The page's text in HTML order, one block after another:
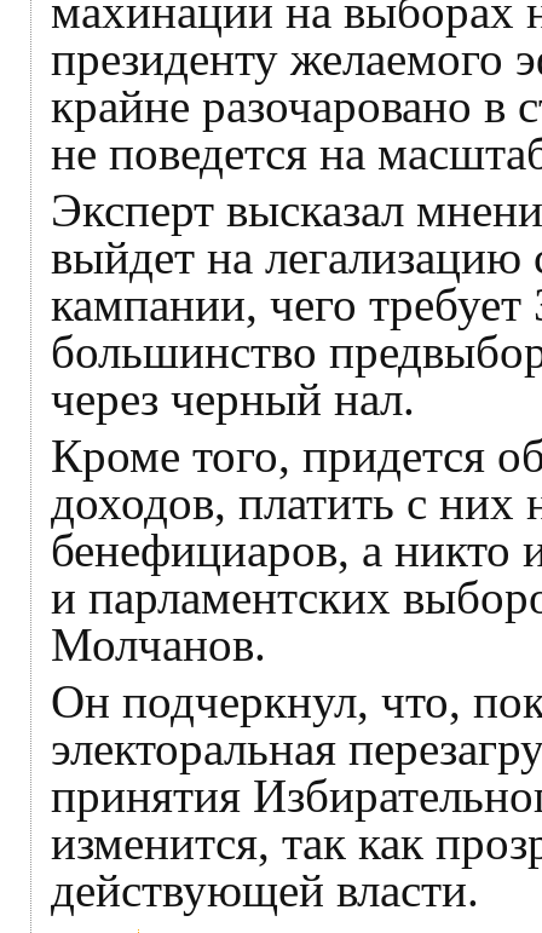
махинации на выборах
президенту желаемого
крайне разочаровано в
не поведется на
Эксперт высказал
выйдет на легализацию
кампании, чего требует
большинство
через черный нал.
Кроме того, придется
доходов, платить с них
бенефициаров, а никто
и парламентских
Молчанов.
Он подчеркнул, что,
электоральная
принятия
изменится, так как
действующей власти.